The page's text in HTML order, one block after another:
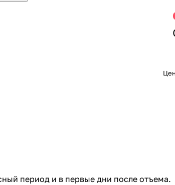
период и в первые дни после отъема.